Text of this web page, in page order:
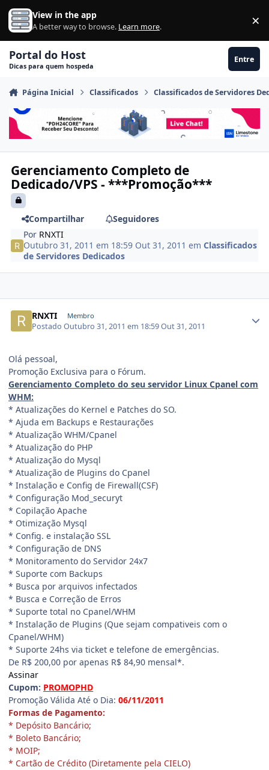
Ir para conteúdo
View in the app
A better way to browse. Learn more. ×
Portal do Host
Dicas para quem hospeda
Entre
Página Inicial Classificados Classificados de Servidores
Gerenciamento Completo de
Dedicado/VPS - ***Promoção***
Compartilhar
Seguidores
Por RNXTI
Outubro 31, 2011 em 18:59 Out 31, 2011 emClassificados
de Servidores Dedicados
RNXTI Membro
PostadoOutubro 31, 2011 em 18:59Out 31, 2011
Olá pessoal,
Promoção Exclusiva para o Fórum.
Gerenciamento Completo do seu servidor Linux Cpanel com
WHM:
* Atualizações do Kernel e Patches do SO.
* Ajuda em Backups e Restaurações
* Atualização WHM/Cpanel
* Atualização do PHP
* Atualização do Mysql
* Atualização de Plugins do Cpanel
* Instalação e Config de Firewall(CSF)
* Configuração Mod_securyt
* Copilação Apache
* Otimização Mysql
* Config. e instalação SSL
* Configuração de DNS
* Monitoramento do Servidor 24x7
* Suporte com Backups
* Busca por arquivos infectados
* Busca e Correção de Erros
* Suporte total no Cpanel/WHM
* Instalação de Plugins (Que sejam compativeis com o
Cpanel/WHM)
* Suporte 24hs via ticket e telefone de emergências.
De R$ 200,00 por apenas R$ 84,90 mensal*.
Assinar
Cupom: PROMOPHD
Promoção Válida Até o Dia: 06/11/2011
Formas de Pagamento:
* Depósito Bancário;
* Boleto Bancário;
* MOIP;
* Cartão de Crédito (Diretamente pela CIELO)